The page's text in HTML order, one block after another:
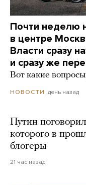
Почти неделю
в центре
Власти сразу
и сразу же
Вот какие
НОВОСТИ день назад
Путин
которого в
блогеры
21 час назад